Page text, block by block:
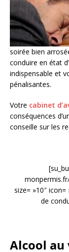
soirée bien
conduire en état
indispensable et
pénalisantes.
Votre cabinet
conséquences
conseille sur les
size= »10″
de
Alcool